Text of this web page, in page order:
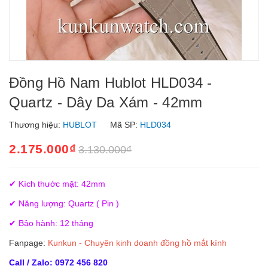
Đồng Hồ Nam Hublot HLD034 -
Quartz - Dây Da Xám - 42mm
Thương hiệu: HUBLOT Mã SP: HLD034
2.175.000₫ 3.130.000₫
✔ Kích thước mặt: 42mm
✔ Năng lượng: Quartz ( Pin )
✔ Bảo hành: 12 tháng
Fanpage: Kunkun - Chuyên kinh doanh đồng hồ mắt kính
Call / Zalo: 0972 456 820